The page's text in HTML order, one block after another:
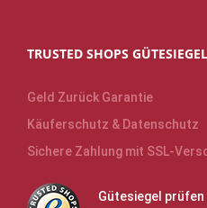
TRUSTED SHOPS GÜTESIEGEL
Geld Zurück Garantie
Käuferschutz & Datenschutz
Sichere Zahlung mit SSL-
Gütesiegel prüfen